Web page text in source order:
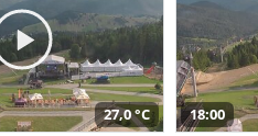
27,0 °C 18:00